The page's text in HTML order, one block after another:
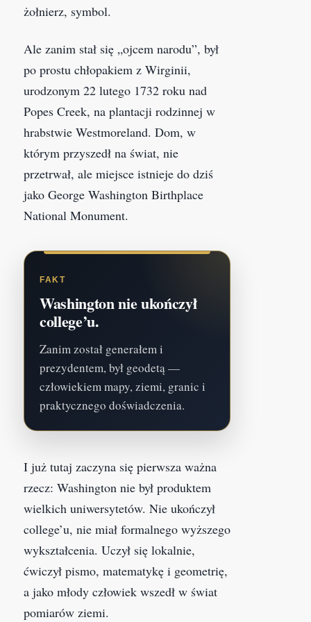
żołnierz, symbol.
Ale zanim stał się „ojcem narodu”, był
po prostu chłopakiem z Wirginii,
urodzonym 22 lutego 1732 roku nad
Popes Creek, na plantacji rodzinnej w
hrabstwie Westmoreland. Dom, w
którym przyszedł na świat, nie
przetrwał, ale miejsce istnieje do dziś
jako George Washington Birthplace
National Monument.
FAKT
Washington nie ukończył
college’u.
Zanim został generałem i
prezydentem, był geodetą —
człowiekiem mapy, ziemi, granic i
praktycznego doświadczenia.
I już tutaj zaczyna się pierwsza ważna
rzecz: Washington nie był produktem
wielkich uniwersytetów. Nie ukończył
college’u, nie miał formalnego wyższego
wykształcenia. Uczył się lokalnie,
ćwiczył pismo, matematykę i geometrię,
a jako młody człowiek wszedł w świat
pomiarów ziemi.